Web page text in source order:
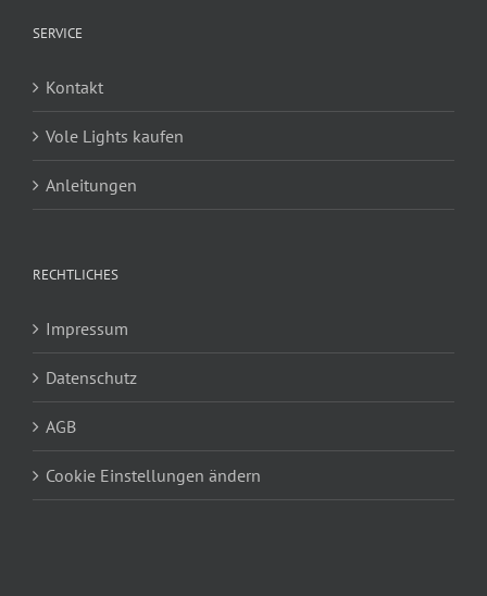
SERVICE
Kontakt
Vole Lights kaufen
Anleitungen
RECHTLICHES
Impressum
Datenschutz
AGB
Cookie Einstellungen ändern